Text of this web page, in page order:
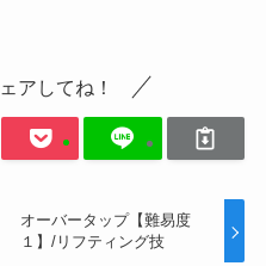
アしてね！
オーバータップ【難易度
１】/リフティング技